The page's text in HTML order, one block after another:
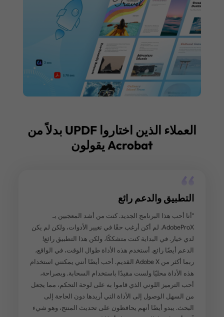
العملاء الذين اختاروا UPDF بدلاً من
Acrobat يقولون